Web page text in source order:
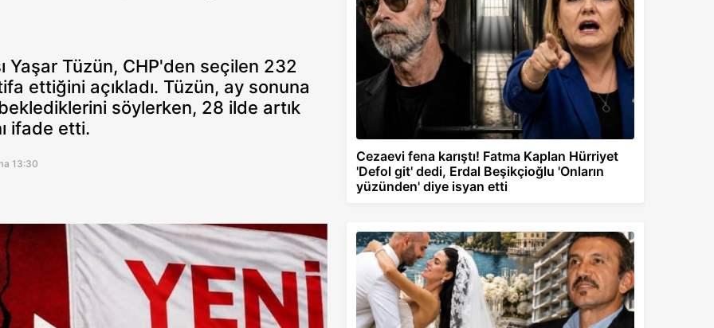
Yaşar Tüzün, CHP'den seçilen 232
ettiğini açıkladı. Tüzün, ay sonuna
söylerken, 28 ilde artık
ifade etti.
13:30
Cezaevi fena karıştı! Fatma Kaplan Hürriyet
'Defol git' dedi, Erdal Beşikçioğlu 'Onların
yüzünden' diye isyan etti